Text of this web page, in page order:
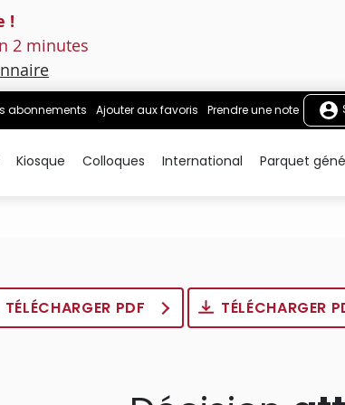
!
2 minutes
abonnements Ajouter aux favoris Prendre une note
Kiosque Colloques International Parquet
TÉLÉCHARGER PDF TÉLÉCHARGER